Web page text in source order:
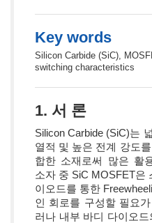
Key words
Silicon Carbide (SiC),
switching characteristics
1. 서 론
Silicon Carbide (SiC)는
열적 및 높은 전계 강도
합한 소재로써 많은 활
소자 중 SiC MOSFET은
이오드를 통한
인 회로를 구성할 필요
러나 내부 바디 다이오